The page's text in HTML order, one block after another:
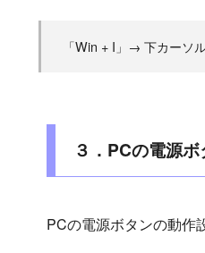
「Win + I」→ 下カー
３．PCの電源
PCの電源ボタンの動作